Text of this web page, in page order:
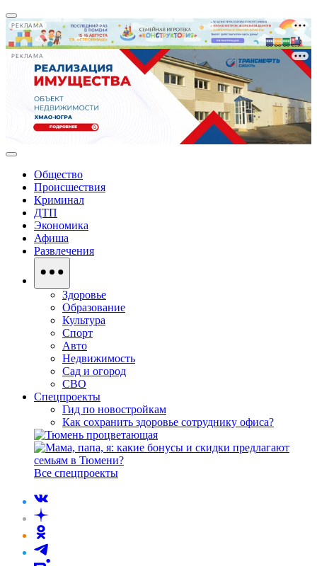
РЕКЛАМА
РЕКЛАМА
Общество
Происшествия
Криминал
ДТП
Экономика
Афиша
Развлечения
Здоровье
Образование
Культура
Спорт
Авто
Недвижимость
Сад и огород
СВО
Спецпроекты
Гид по новостройкам
Как сохранить здоровье сотруднику офиса?
Все спецпроекты